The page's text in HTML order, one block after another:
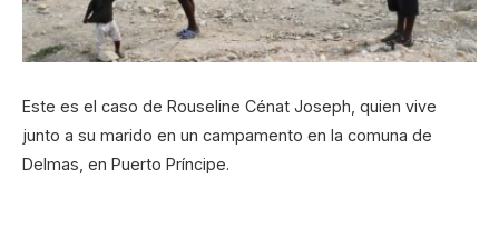
Este es el caso de Rouseline Cénat Joseph, quien vive
junto a su marido en un campamento en la comuna de
Delmas, en Puerto Príncipe.